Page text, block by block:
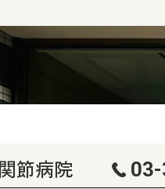
節病院